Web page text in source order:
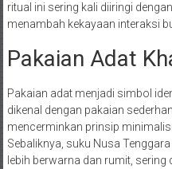
ritual ini sering kali diiringi
menambah kekayaan interaksi
Pakaian Adat
Pakaian adat menjadi simbol
dikenal dengan pakaian
mencerminkan prinsip
Sebaliknya, suku Nusa
lebih berwarna dan rumit,